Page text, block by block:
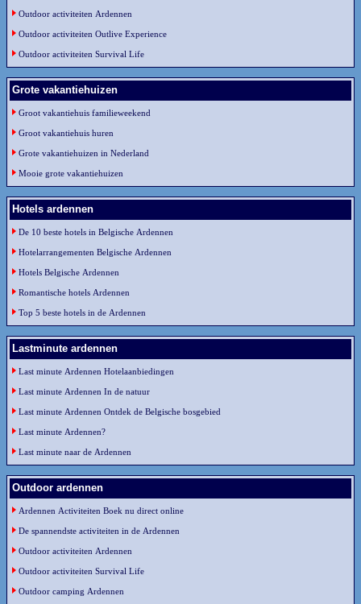
Outdoor activiteiten Ardennen
Outdoor activiteiten Outlive Experience
Outdoor activiteiten Survival Life
Grote vakantiehuizen
Groot vakantiehuis familieweekend
Groot vakantiehuis huren
Grote vakantiehuizen in Nederland
Mooie grote vakantiehuizen
Hotels ardennen
De 10 beste hotels in Belgische Ardennen
Hotelarrangementen Belgische Ardennen
Hotels Belgische Ardennen
Romantische hotels Ardennen
Top 5 beste hotels in de Ardennen
Lastminute ardennen
Last minute Ardennen Hotelaanbiedingen
Last minute Ardennen In de natuur
Last minute Ardennen Ontdek de Belgische bosgebied
Last minute Ardennen?
Last minute naar de Ardennen
Outdoor ardennen
Ardennen Activiteiten Boek nu direct online
De spannendste activiteiten in de Ardennen
Outdoor activiteiten Ardennen
Outdoor activiteiten Survival Life
Outdoor camping Ardennen